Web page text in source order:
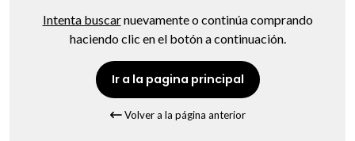
Intenta buscarnuevamente o continúa comprando
haciendo clic en el botón a continuación.
Ir a la pagina principal
Volver a la página anterior